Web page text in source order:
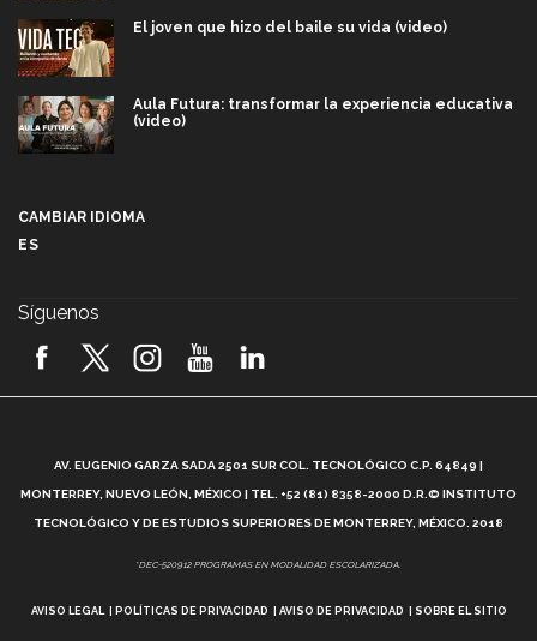
El joven que hizo del baile su vida (video)
Aula Futura: transformar la experiencia educativa
(video)
2026! (video)
¿Cómo es el Modelo Educativo Tec? (video)
Vida Tec: Feminismo e Inteligencia Artificial, Paola
CAMBIAR IDIOMA
ES
Síguenos
AV. EUGENIO GARZA SADA 2501 SUR COL. TECNOLÓGICO C.P. 64849 |
MONTERREY, NUEVO LEÓN, MÉXICO | TEL. +52 (81) 8358-2000 D.R.© INSTITUTO
TECNOLÓGICO Y DE ESTUDIOS SUPERIORES DE MONTERREY, MÉXICO. 2018
*DEC-520912 PROGRAMAS EN MODALIDAD ESCOLARIZADA.
AVISO LEGAL POLÍTICAS DE PRIVACIDAD AVISO DE PRIVACIDAD SOBRE EL SITIO